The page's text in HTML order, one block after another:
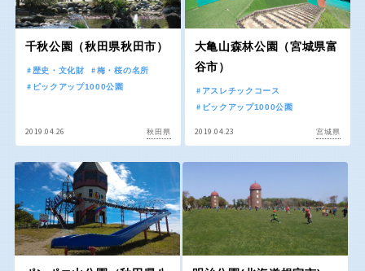
和歌山
中国・四国
岡山
山口 徳島
千秋公園（秋田県秋田市）
歴史・文化財
梅・桜の名所
ピックアップ1000公園
2019.04.26 秋田県
大亀山森林公園（宮城県富
谷市）
アスレチックコース
ピックアップ1000公園
2019.04.23 宮城県